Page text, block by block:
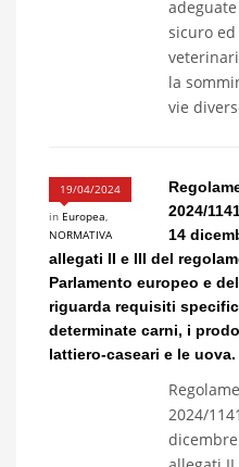
sicuro
la
vie
19/04/2024
in Europea,
NORMATIVA
2024/
14
allegati II e III del
Parlamento europeo e
riguarda requisiti
determinate carni, i
lattiero-caseari e le uova.
2024/